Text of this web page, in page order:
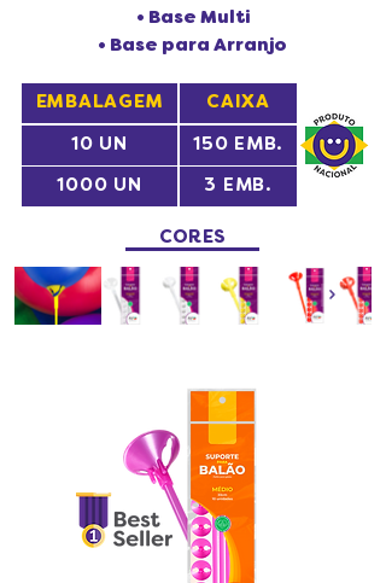
• Base Multi
• Base para Arranjo
EMBALAGEM CAIXA
10 UN
1000 UN
150 EMB.
3 EMB.
CORES